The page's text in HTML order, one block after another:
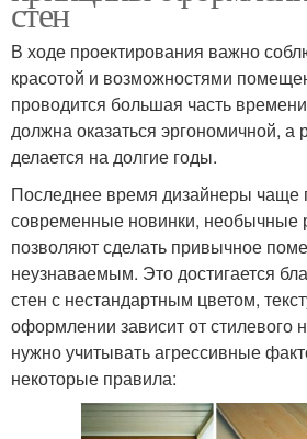
стен
В ходе проектирования важно
красотой и возможностями
проводится большая часть
должна оказаться эргономичной,
делается на долгие годы.
Последнее время дизайнеры чаще
современные новинки, необычные
позволяют сделать привычное
неузнаваемым. Это достигается
стен с нестандартным цветом,
оформлении зависит от стилевого
нужно учитывать агрессивные
некоторые правила: